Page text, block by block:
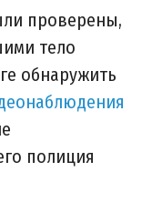
проверены,
тело
обнаружить
полиция